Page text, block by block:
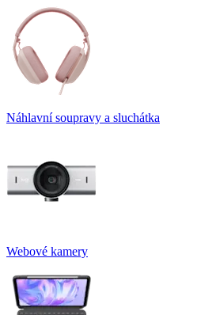
Náhlavní soupravy a sluchátka
Webové kamery